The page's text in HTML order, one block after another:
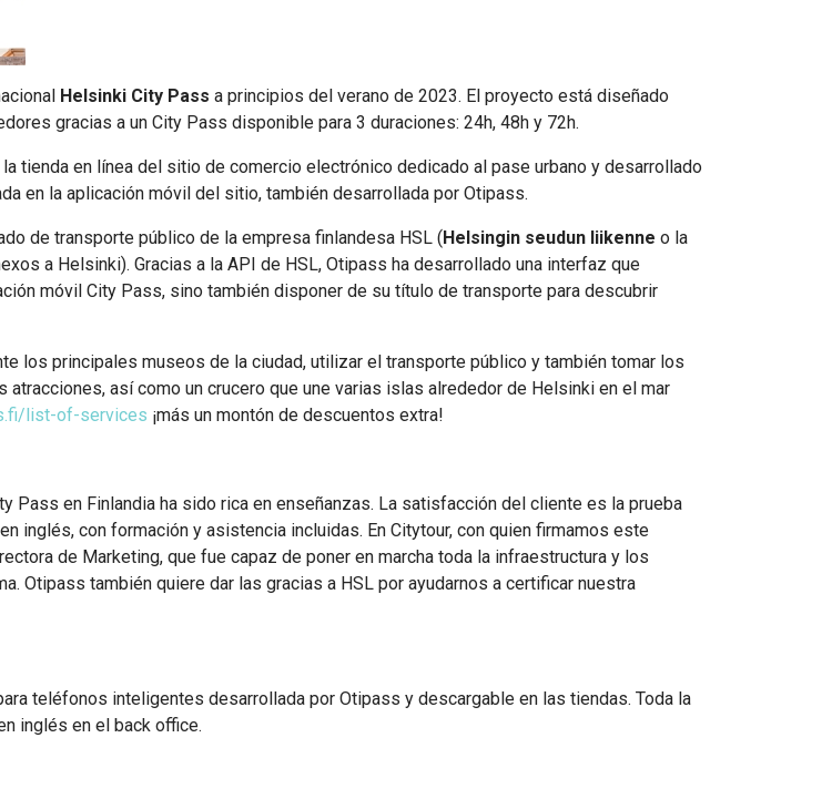
Helsinki City Pass a principios del verano de 2023. El proyecto está diseñado
gracias a un City Pass disponible para 3 duraciones: 24h, 48h y 72h.
tienda en línea del sitio de comercio electrónico dedicado al pase urbano y desarrollado
en la aplicación móvil del sitio, también desarrollada por Otipass.
de transporte público de la empresa finlandesa HSL (Helsingin seudun liikenne o la
a Helsinki). Gracias a la API de HSL, Otipass ha desarrollado una interfaz que
móvil City Pass, sino también disponer de su título de transporte para descubrir
los principales museos de la ciudad, utilizar el transporte público y también tomar los
así como un crucero que une varias islas alrededor de Helsinki en el mar
list-of-services ¡más un montón de descuentos extra!
Pass en Finlandia ha sido rica en enseñanzas. La satisfacción del cliente es la prueba
inglés, con formación y asistencia incluidas. En Citytour, con quien firmamos este
de Marketing, que fue capaz de poner en marcha toda la infraestructura y los
también quiere dar las gracias a HSL por ayudarnos a certificar nuestra
teléfonos inteligentes desarrollada por Otipass y descargable en las tiendas. Toda la
inglés en el back office.